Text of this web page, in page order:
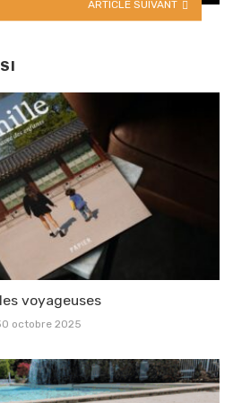
ARTICLE SUIVANT
voyageuses
octobre 2025